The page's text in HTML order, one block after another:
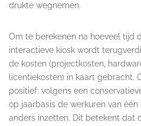
drukte wegnemen.
Om te berekenen na hoeveel tijd
interactieve kiosk wordt
de kosten (projectkosten,
licentiekosten) in kaart gebracht.
positief: volgens een
op jaarbasis de werkuren van
anders inzetten. Dit betekent dat